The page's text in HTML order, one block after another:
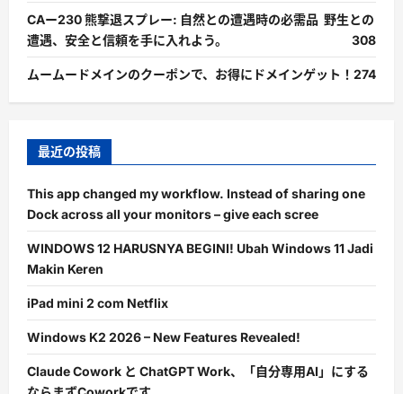
CAー230 熊撃退スプレー: 自然との遭遇時の必需品 野生との
遭遇、安全と信頼を手に入れよう。
308
ムームードメインのクーポンで、お得にドメインゲット！ 274
最近の投稿
This app changed my workflow. Instead of sharing one
Dock across all your monitors – give each scree
WINDOWS 12 HARUSNYA BEGINI! Ubah Windows 11 Jadi
Makin Keren
iPad mini 2 com Netflix
Windows K2 2026 – New Features Revealed!
Claude Cowork と ChatGPT Work、「自分専用AI」にする